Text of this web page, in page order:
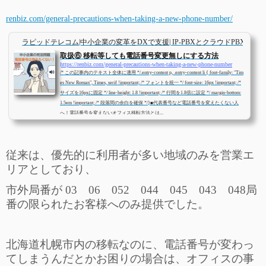
renbiz.com/general-precautions-when-taking-a-new-phone-number/
ラピッドテレコム|中小企業の変革をDXで支援| IP-PBXとクラウドPBXとビ
取扱⑥ 移転等しても電話番号変更無しにする方法
https://renbiz.com/general-precautions-when-taking-a-new-phone-number
/* この記事内のテキスト全体に適用 */.entry-content p, .entry-content li { font-family: "Tim
es New Roman", Times, serif !important; /* フォントを統一 */ font-size: 16px !important; /*
サイズを16pxに固定 */ line-height: 1.8 !important; /* 行間を1.8倍に設定 */ margin-bottom:
1.5em !important; /* 段落間の余白を確保 */}■代表番号など電話番号を変えたくない人
へ！電話番号を変えないオフィス移転方法とは...
従来は、優先的に利用者が多い地域のみを営業エ
リアとしており、
市外局番が 03 06 052 044 045 043 048局
番の限られたお客様へのみ提供でした。
北海道札幌市内の移転なのに、電話番号が変わっ
てしまうんだとかお困りの場合は、オフィスの事